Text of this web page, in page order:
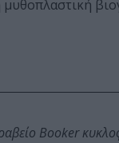
μυθοπλαστική
Booker